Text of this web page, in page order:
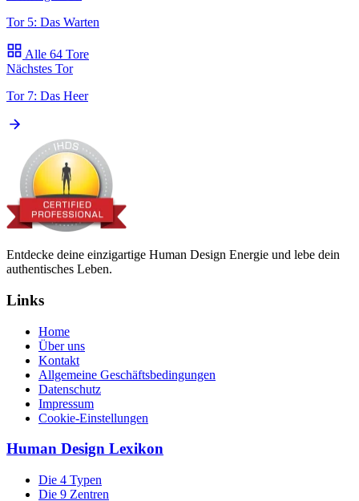
Tor 5: Das Warten
Alle 64 Tore
Nächstes Tor
Tor 7: Das Heer
Entdecke deine einzigartige Human Design Energie und lebe dein
authentisches Leben.
Links
Home
Über uns
Kontakt
Allgemeine Geschäftsbedingungen
Datenschutz
Impressum
Cookie-Einstellungen
Human Design Lexikon
Die 4 Typen
Die 9 Zentren